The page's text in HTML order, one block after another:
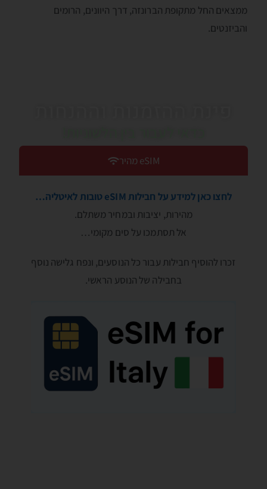
ממצאים החל מתקופת הברונזה, דרך היוונים, הרומים
והביזנטים.
eSIM מהיר
לחצו כאן למידע על חבילות eSIM טובות לאיטליה…
מהירות, יציבות ובמחיר משתלם.
אל תסתמכו על סים מקומי…
זכרו להוסיף חבילות עבור כל הנוסעים, ונפח גלישה נוסף
בחבילה של הנוסע הראשי.